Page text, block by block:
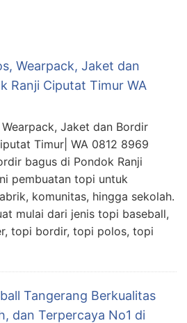
Wearpack, Jaket dan
Ranji Ciputat Timur WA
Jaket dan Bordir
Timur| WA 0812 8969
bagus di Pondok Ranji
pembuatan topi untuk
komunitas, hingga sekolah.
mulai dari jenis topi baseball,
topi bordir, topi polos, topi
Tangerang Berkualitas
dan Terpercaya No1 di